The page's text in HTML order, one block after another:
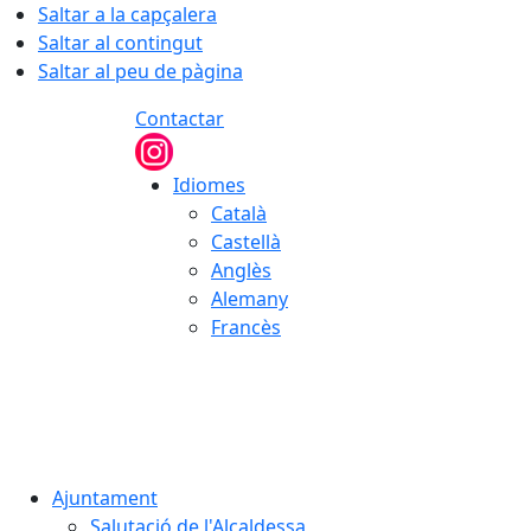
Saltar a la capçalera
Saltar al contingut
Saltar al peu de pàgina
Contactar
Idiomes
Català
Castellà
Anglès
Alemany
Francès
Ajuntament